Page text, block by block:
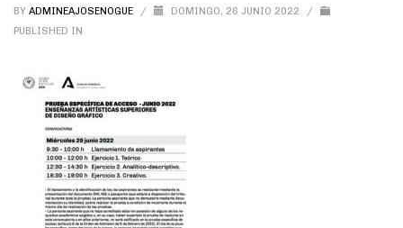
BY ADMINEAJOSENOGUE / DOMINGO, 26 JUNIO 2022
/
PUBLISHED IN